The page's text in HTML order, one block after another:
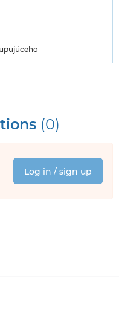
(0)
Log in / sign up